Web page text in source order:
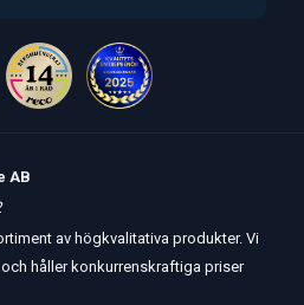
AB
av högkvalitativa produkter. Vi
håller konkurrenskraftiga priser